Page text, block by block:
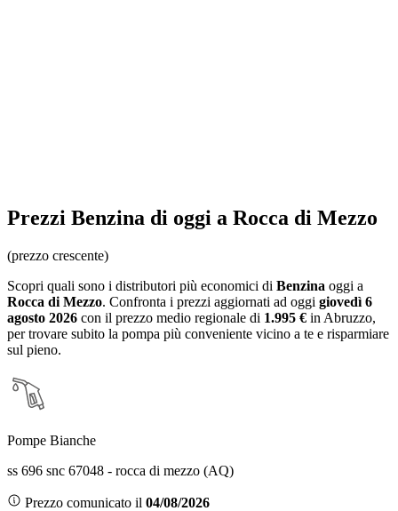
Prezzi Benzina di oggi a Rocca di Mezzo
(prezzo crescente)
Scopri quali sono i distributori più economici di Benzina oggi a
Rocca di Mezzo. Confronta i prezzi aggiornati ad oggi giovedì 6
agosto 2026 con il prezzo medio regionale di 1.995 € in Abruzzo,
per trovare subito la pompa più conveniente vicino a te e risparmiare
sul pieno.
Pompe Bianche
ss 696 snc 67048 - rocca di mezzo (AQ)
Prezzo comunicato il 04/08/2026